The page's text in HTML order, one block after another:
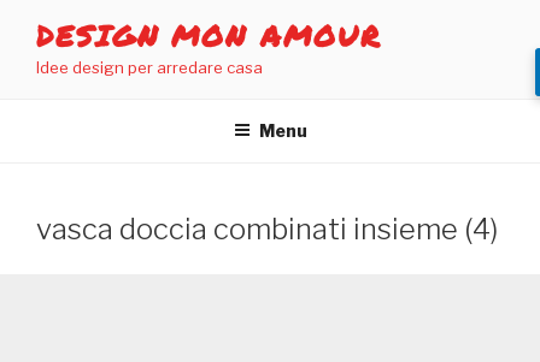
contenuto
DESIGN MON AMOUR
Idee design per arredare casa
Menu
vasca doccia combinati insieme (4)